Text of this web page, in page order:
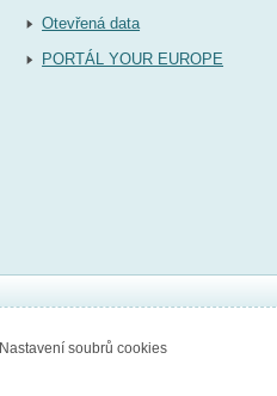
Otevřená data
PORTÁL YOUR EUROPE
Nastavení soubrů cookies